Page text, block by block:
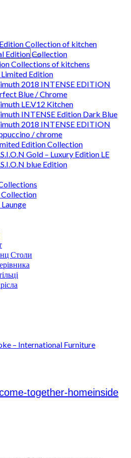
Collection of kitchen
Edition Collection
Collections of kitchens
Edition
2018 INTENSE EDITION
Blue / Chrome
LE.V12 Kitchen
INTENSE Edition Dark Blue
2018 INTENSE EDITION
/ chrome
Edition Collection
Gold – Luxury Edition LE
blue Edition
Collection
Launge
Столи
– International Furniture
together-homeinside